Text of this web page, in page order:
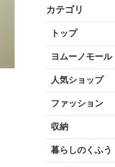
カテゴリ
トップ
ヨムーノモール
人気ショップ
ファッション
収納
暮らしのくふう